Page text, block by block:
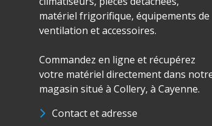
matériel frigorifique, équipements de
ventilation et accessoires.
Commandez en ligne et récupérez
votre matériel directement dans
magasin situé à Collery, à Cayenne.
Contact et adresse